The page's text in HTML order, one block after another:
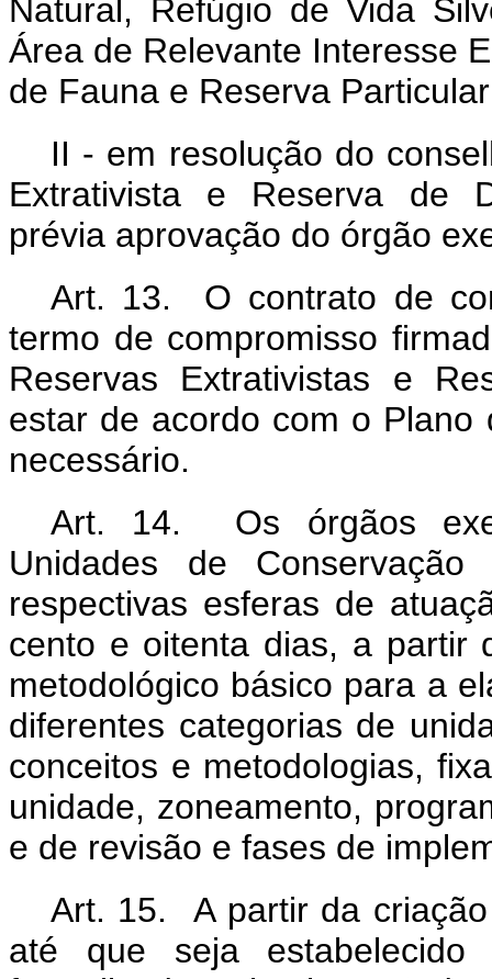
Natural, Refúgio de Vida
Área de Relevante Interesse
de Fauna e Reserva
II - em resolução do
Extrativista e Reserva de
prévia aprovação do órgão
Art. 13. O contrato de
termo de compromisso
Reservas Extrativistas e
estar de acordo com o
necessário.
Art. 14. Os órgãos
Unidades de
respectivas esferas de
cento e oitenta dias, a partir
metodológico básico para a
diferentes categorias de
conceitos e metodologias,
unidade, zoneamento,
e de revisão e fases de
Art. 15. A partir da
até que seja